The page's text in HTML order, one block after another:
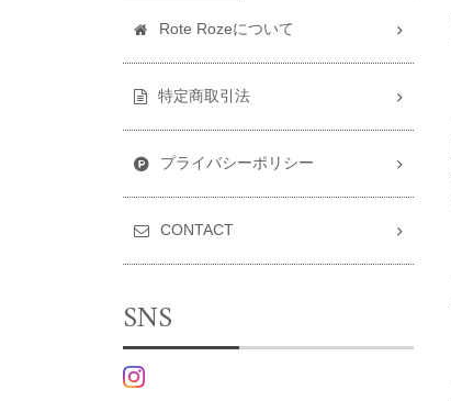
Rote Rozeについて
特定商取引法
プライバシーポリシー
CONTACT
SNS